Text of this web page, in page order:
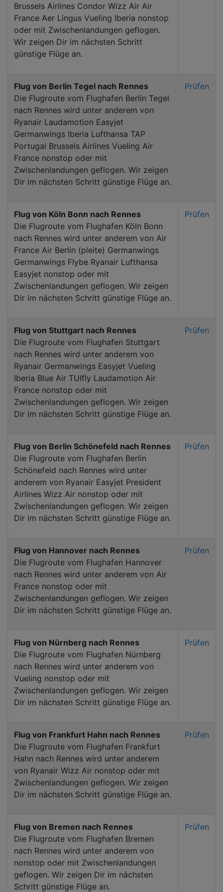
Brussels Airlines Condor Wizz Air Air
France Aer Lingus Vueling Iberia nonstop
oder mit Zwischenlandungen geflogen.
Wir zeigen Dir im nächsten Schritt
günstige Flüge an.
Flug von Berlin Tegel nach Rennes
Die Flugroute vom Flughafen Berlin Tegel
nach Rennes wird unter anderem von
Ryanair Laudamotion Easyjet
Germanwings Iberia Lufthansa TAP
Portugal Brussels Airlines Vueling Air
France nonstop oder mit
Zwischenlandungen geflogen. Wir zeigen
Dir im nächsten Schritt günstige Flüge an.
Prüfen
Flug von Köln Bonn nach Rennes
Die Flugroute vom Flughafen Köln Bonn
nach Rennes wird unter anderem von Air
France Air Berlin (pleite) Germanwings
Germanwings Flybe Ryanair Lufthansa
Easyjet nonstop oder mit
Zwischenlandungen geflogen. Wir zeigen
Dir im nächsten Schritt günstige Flüge an.
Prüfen
Flug von Stuttgart nach Rennes
Die Flugroute vom Flughafen Stuttgart
nach Rennes wird unter anderem von
Ryanair Germanwings Easyjet Vueling
Iberia Blue Air TUIfly Laudamotion Air
France nonstop oder mit
Zwischenlandungen geflogen. Wir zeigen
Dir im nächsten Schritt günstige Flüge an.
Prüfen
Flug von Berlin Schönefeld nach Rennes
Die Flugroute vom Flughafen Berlin
Schönefeld nach Rennes wird unter
anderem von Ryanair Easyjet President
Airlines Wizz Air nonstop oder mit
Zwischenlandungen geflogen. Wir zeigen
Dir im nächsten Schritt günstige Flüge an.
Prüfen
Flug von Hannover nach Rennes
Die Flugroute vom Flughafen Hannover
nach Rennes wird unter anderem von Air
France nonstop oder mit
Zwischenlandungen geflogen. Wir zeigen
Dir im nächsten Schritt günstige Flüge an.
Prüfen
Flug von Nürnberg nach Rennes
Die Flugroute vom Flughafen Nürnberg
nach Rennes wird unter anderem von
Vueling nonstop oder mit
Zwischenlandungen geflogen. Wir zeigen
Dir im nächsten Schritt günstige Flüge an.
Prüfen
Flug von Frankfurt Hahn nach Rennes
Die Flugroute vom Flughafen Frankfurt
Hahn nach Rennes wird unter anderem
von Ryanair Wizz Air nonstop oder mit
Zwischenlandungen geflogen. Wir zeigen
Dir im nächsten Schritt günstige Flüge an.
Prüfen
Flug von Bremen nach Rennes
Die Flugroute vom Flughafen Bremen
nach Rennes wird unter anderem von
nonstop oder mit Zwischenlandungen
geflogen. Wir zeigen Dir im nächsten
Schritt günstige Flüge an.
Prüfen